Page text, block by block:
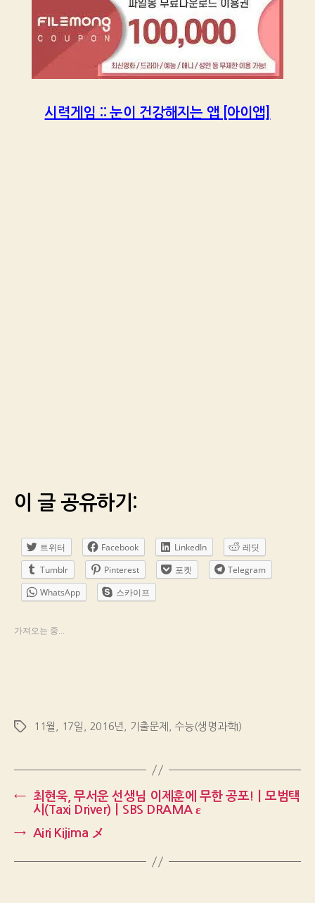
시력게임 :: 눈이 건강해지는 앱 [아이앱]
이 글 공유하기:
트위터 Facebook LinkedIn
레딧
Tumblr
Pinterest 포켓
Telegram
WhatsApp
스카이프
가져오는 중...
Tags 11월 17일 2016년 기출문제 수능(생명과학I)
← 최현욱, 무서운 선생님 이제훈에 무한 공포!ㅣ모범택
시(Taxi Driver)ㅣSBS DRAMA ε
→ Airi Kijima メ